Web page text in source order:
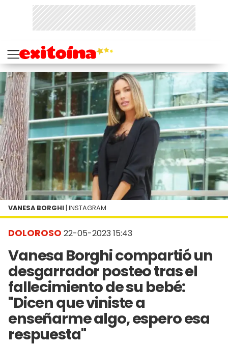
DOLOROSO 22-05-2023 15:43
Vanesa Borghi compartió un
desgarrador posteo tras el
fallecimiento de su bebé:
"Dicen que viniste a
enseñarme algo, espero esa
respuesta"
VANESA BORGHI | INSTAGRAM